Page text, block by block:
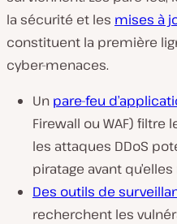
la sécurité et les mises à
constituent la première
cyber-menaces.
Un pare-feu
Firewall ou WAF)
les attaques DDoS
piratage avant
Des outils de
recherchent les